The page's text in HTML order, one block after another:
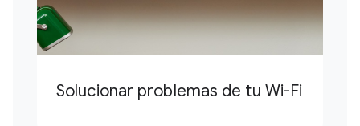
Solucionar problemas de tu Wi-Fi